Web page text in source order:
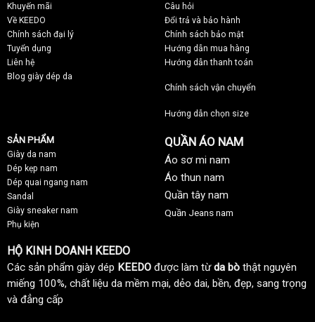
Khuyến mãi
Về KEEDO
Chính sách đại lý
Tuyển dụng
Liên hệ
Blog giày dép da
Câu hỏi
Đổi trả và bảo hành
Chính sách bảo mật
Hướng dẫn mua hàng
Hướng dẫn thanh toán
Chính sách vận chuyển
Hướng dẫn chọn size
SẢN PHẨM
Giày da nam
Dép kẹp nam
Dép quai ngang nam
Sandal
Giày sneaker nam
Phụ kiện
QUẦN ÁO NAM
Áo sơ mi nam
Áo thun nam
Quần tây nam
Quần Jeans nam
HỘ KINH DOANH KEEDO
Các sản phẩm giày dép KEEDO được làm từda bò thật nguyên
miếng 100%, chất liệu da mềm mại, dẻo dai, bền, đẹp, sang trọng
và đẳng cấp